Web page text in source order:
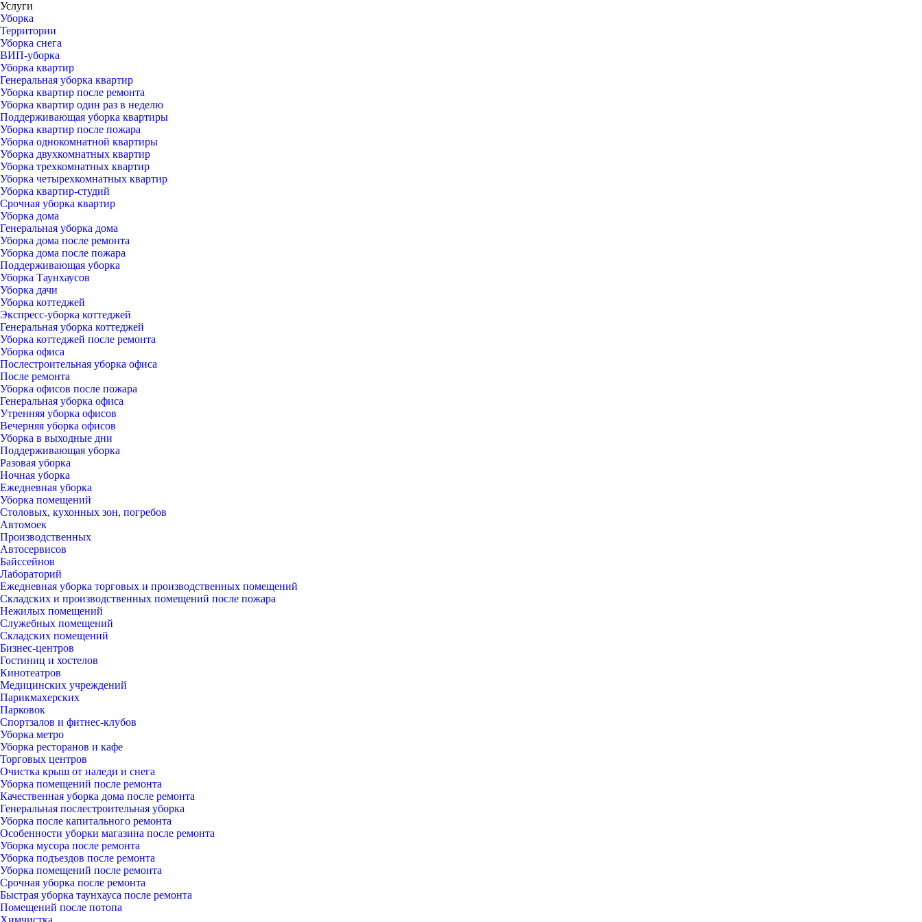
Услуги
Уборка
Территории
Уборка снега
ВИП-уборка
Уборка квартир
Генеральная уборка квартир
Уборка квартир после ремонта
Уборка квартир один раз в неделю
Поддерживающая уборка квартиры
Уборка квартир после пожара
Уборка однокомнатной квартиры
Уборка двухкомнатных квартир
Уборка трехкомнатных квартир
Уборка четырехкомнатных квартир
Уборка квартир-студий
Срочная уборка квартир
Уборка дома
Генеральная уборка дома
Уборка дома после ремонта
Уборка дома после пожара
Поддерживающая уборка
Уборка Таунхаусов
Уборка дачи
Уборка коттеджей
Экспресс-уборка коттеджей
Генеральная уборка коттеджей
Уборка коттеджей после ремонта
Уборка офиса
Послестроительная уборка офиса
После ремонта
Уборка офисов после пожара
Генеральная уборка офиса
Утренняя уборка офисов
Вечерняя уборка офисов
Уборка в выходные дни
Поддерживающая уборка
Разовая уборка
Ночная уборка
Ежедневная уборка
Уборка помещений
Столовых, кухонных зон, погребов
Автомоек
Производственных
Автосервисов
Байссейнов
Лабораторий
Ежедневная уборка торговых и производственных помещений
Складских и производственных помещений после пожара
Нежилых помещений
Служебных помещений
Складских помещений
Бизнес-центров
Гостиниц и хостелов
Кинотеатров
Медицинских учреждений
Парикмахерских
Парковок
Спортзалов и фитнес-клубов
Уборка метро
Уборка ресторанов и кафе
Торговых центров
Очистка крыш от наледи и снега
Уборка помещений после ремонта
Качественная уборка дома после ремонта
Генеральная послестроительная уборка
Уборка после капитального ремонта
Особенности уборки магазина после ремонта
Уборка мусора после ремонта
Уборка подъездов после ремонта
Уборка помещений после ремонта
Срочная уборка после ремонта
Быстрая уборка таунхауса после ремонта
Помещений после потопа
Химчистка